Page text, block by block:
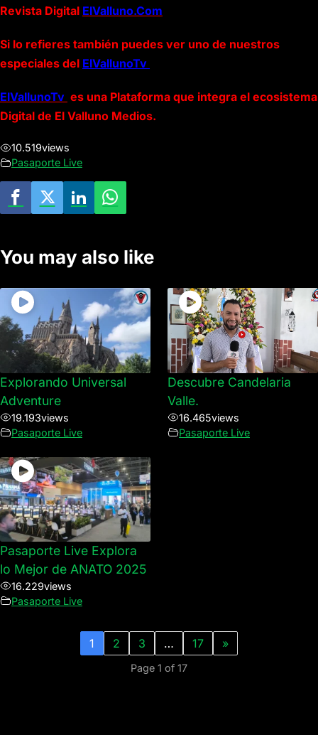
Revista Digital ElValluno.Com
Si lo refieres también puedes ver uno de nuestros
especiales del ElVallunoTv
ElVallunoTv es una Plataforma que integra el ecosistema
Digital de El Valluno Medios.
10.519views
Pasaporte Live
You may also like
Explorando Universal
Adventure
19.193views
Pasaporte Live
Descubre Candelaria
Valle.
16.465views
Pasaporte Live
Pasaporte Live Explora
lo Mejor de ANATO 2025
16.229views
Pasaporte Live
1 2 3 … 17 »
Page 1 of 17